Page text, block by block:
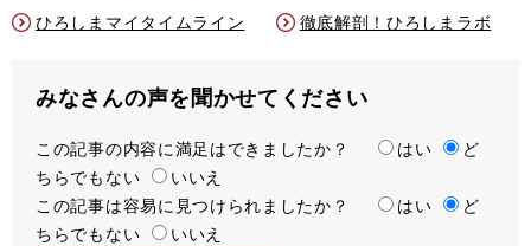
ひろしまマイタイムライン 徹底解剖！ひろしまラボ
みなさんの声を聞かせてください
満
足
度
この記事の内容に満足はできましたか？ はい
ど
ちらでもない
いいえ
容
易
この記事は容易に見つけられましたか？ はい
ど
ちらでもない
いいえ